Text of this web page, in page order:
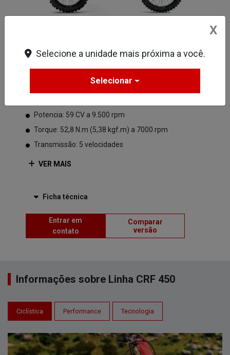
arrefecimento líquido
Potencia: 59 CV a 9.500 rpm
Torque: 52,8 N.m (5,38 kgf.m) a 7000 rpm
Transmissão: 5 velocidades
VER MAIS
Ficha técnica
Entrar em
contato
Comparar
versão
Informações sobre Linha CRF 450
Ciclística Performance Tecnologia
X
Selecione a unidade mais próxima a você.
Selecionar